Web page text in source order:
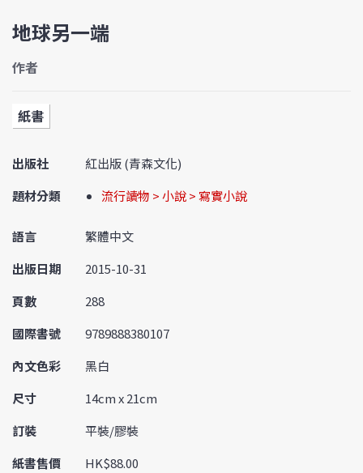
地球另一端
作者
紙書
出版社
紅出版 (青森文化)
題材分類
流行讀物 > 小說 > 寫實小說
語言
繁體中文
出版日期
2015-10-31
頁數
288
國際書號
9789888380107
內文色彩
黑白
尺寸
14cm x 21cm
訂裝
平裝/膠裝
紙書售價
HK$88.00